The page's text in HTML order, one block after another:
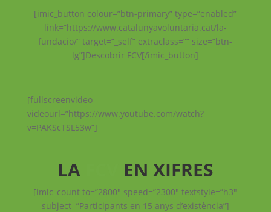
[imic_button colour=”btn-primary” type=”enabled”
link=”https://www.catalunyavoluntaria.cat/la-
fundacio/” target=”_self” extraclass=”” size=”btn-
lg”]Descobrir FCV[/imic_button]
[fullscreenvideo
videourl=”https://www.youtube.com/watch?
v=PAKScTSL53w”]
LA EN XIFRES
[imic_count to=”2800″ speed=”2300″ textstyle=”h3″
subject=”Participants en 15 anys d’existència”]